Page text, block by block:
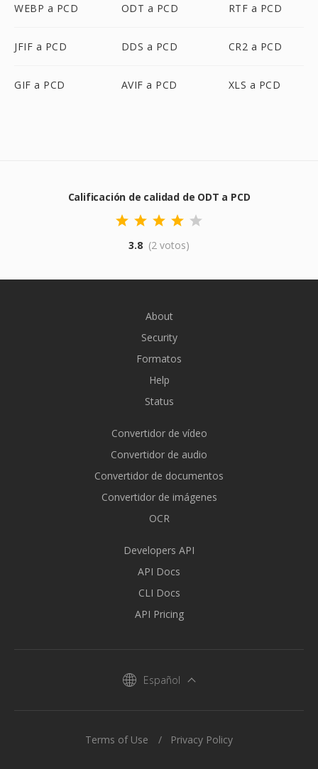
WEBP a PCD ODT a PCD RTF a PCD
JFIF a PCD DDS a PCD CR2 a PCD
GIF a PCD AVIF a PCD XLS a PCD
Calificación de calidad de ODT a PCD
3.8 (2 votos)
About
Security
Formatos
Help
Status
Convertidor de vídeo
Convertidor de audio
Convertidor de documentos
Convertidor de imágenes
OCR
Developers API
API Docs
CLI Docs
API Pricing
Español
Terms of Use Privacy Policy